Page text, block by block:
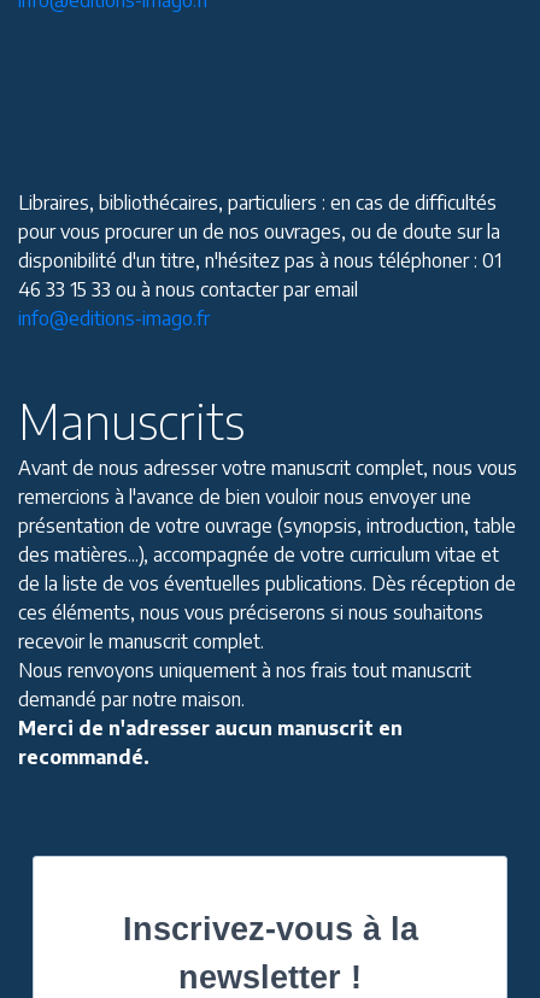
Libraires, bibliothécaires, particuliers : en cas de difficultés
pour vous procurer un de nos ouvrages, ou de doute sur la
disponibilité d'un titre, n'hésitez pas à nous téléphoner : 01
46 33 15 33 ou à nous contacter par email
info@editions-imago.fr
Manuscrits
Avant de nous adresser votre manuscrit complet, nous vous
remercions à l'avance de bien vouloir nous envoyer une
présentation de votre ouvrage (synopsis, introduction, table
des matières...), accompagnée de votre curriculum vitae et
de la liste de vos éventuelles publications. Dès réception de
ces éléments, nous vous préciserons si nous souhaitons
recevoir le manuscrit complet.
Nous renvoyons uniquement à nos frais tout manuscrit
demandé par notre maison.
Merci de n'adresser aucun manuscrit en
recommandé.
Inscrivez-vous à la
newsletter !